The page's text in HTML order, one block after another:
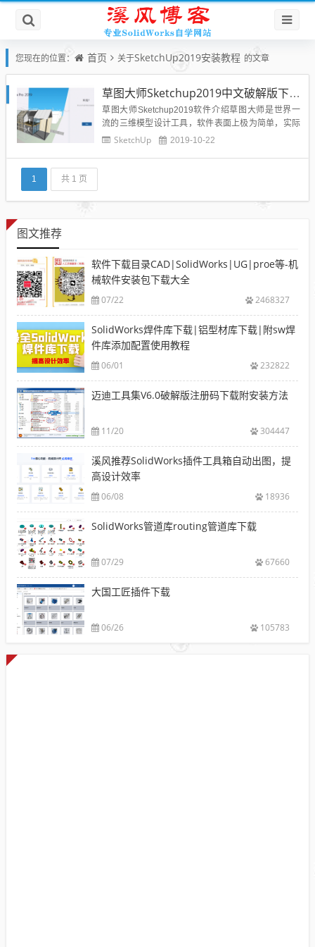
您现在的位置： 首页 关于SketchUp2019安装教程 的文章
草图大师Sketchup2019中文破解版下载附安装教程-亲测可用
草图大师Sketchup2019软件介绍草图大师是世界一
流的三维模型设计工具，软件表面上极为简单，实际
上却令人惊讶地蕴含着强大功能的构思与表达的工
SketchUp 2019-10-22
1 共 1 页
图文推荐
软件下载目录CAD|SolidWorks|UG|proe等-机
械软件安装包下载大全
07/22 2468327
SolidWorks焊件库下载|铝型材库下载|附sw焊
件库添加配置使用教程
06/01 232822
迈迪工具集V6.0破解版注册码下载附安装方法
11/20 304447
溪风推荐SolidWorks插件工具箱自动出图，提
高设计效率
06/08 18936
SolidWorks管道库routing管道库下载
07/29 67660
大国工匠插件下载
06/26 105783